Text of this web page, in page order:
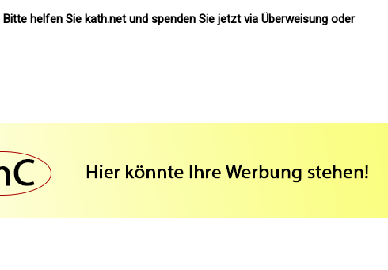
Bitte helfen Sie kath.net und spenden Sie jetzt via Überweisung oder